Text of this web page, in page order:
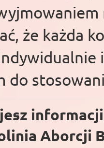
że każda
do
Aborcji